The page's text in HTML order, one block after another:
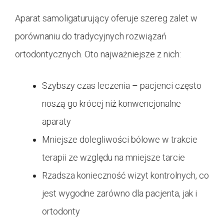
Aparat samoligaturujący oferuje szereg zalet w
porównaniu do tradycyjnych rozwiązań
ortodontycznych. Oto najważniejsze z nich:
Szybszy czas leczenia – pacjenci często
noszą go krócej niż konwencjonalne
aparaty
Mniejsze dolegliwości bólowe w trakcie
terapii ze względu na mniejsze tarcie
Rzadsza konieczność wizyt kontrolnych, co
jest wygodne zarówno dla pacjenta, jak i
ortodonty